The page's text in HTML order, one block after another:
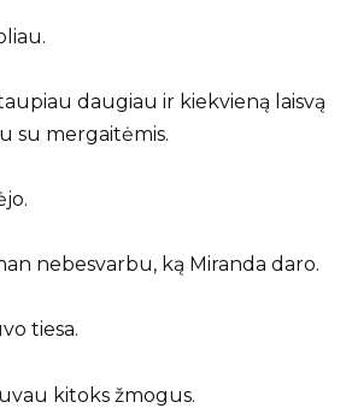
daugiau ir kiekvieną laisvą
su mergaitėmis.
nebesvarbu, ką Miranda daro.
tiesa.
kitoks žmogus.